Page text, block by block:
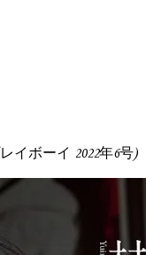
レイボーイ 2022年6号)